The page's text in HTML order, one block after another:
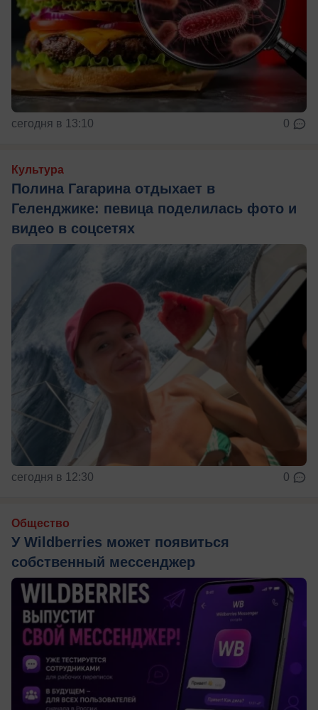
сегодня в 13:10 0
Культура
Полина Гагарина отдыхает в
Геленджике: певица поделилась фото и
видео в соцсетях
сегодня в 12:30 0
Общество
У Wildberries может появиться
собственный мессенджер